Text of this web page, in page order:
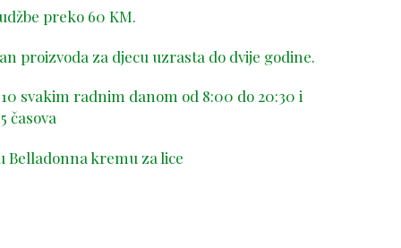
preko 60 KM.
proizvoda za djecu uzrasta do dvije godine.
svakim radnim danom od 8:00 do 20:30 i
časova
Belladonna kremu za lice